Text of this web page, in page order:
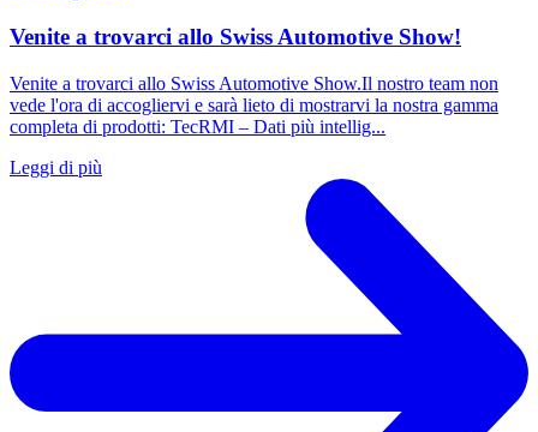
Venite a trovarci allo Swiss Automotive Show!
Venite a trovarci allo Swiss Automotive Show.Il nostro team non
vede l'ora di accogliervi e sarà lieto di mostrarvi la nostra gamma
completa di prodotti: TecRMI – Dati più intellig...
Leggi di più